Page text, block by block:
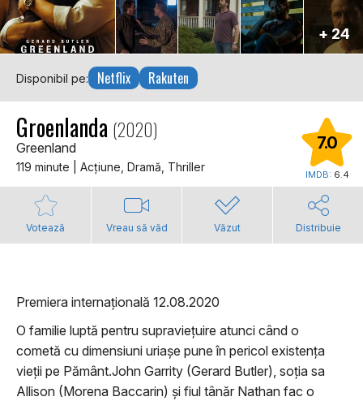
+ 24
Disponibil pe: Netflix Rakuten
Groenlanda (2020)
Greenland
119 minute | Acţiune, Dramă, Thriller
7.0
IMDB: 6.4
Votează Vreau să văd Văzut Distribuie
Premiera internațională 12.08.2020
O familie luptă pentru supraviețuire atunci când o
cometă cu dimensiuni uriașe pune în pericol existența
vieții pe Pământ.John Garrity (Gerard Butler), soția sa
Allison (Morena Baccarin) și fiul tânăr Nathan fac o